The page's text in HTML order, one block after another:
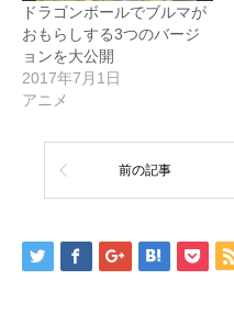
ドラゴンボールでブルマが
おもらしする3つのバージ
ョンを大公開
2017年7月1日
アニメ
前の記事